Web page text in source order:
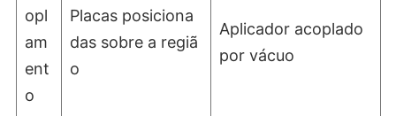
opl
am
ent
o
Placas posiciona
das sobre a regiã
o
Aplicador acoplado
por vácuo